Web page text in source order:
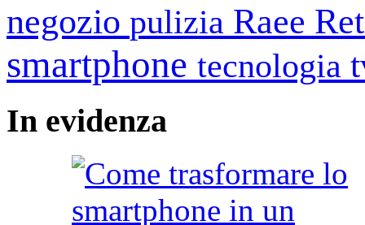
negozio pulizia Raee
smartphone tecnologia
In evidenza